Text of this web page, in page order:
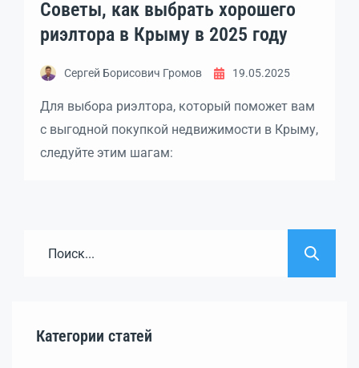
Советы, как выбрать хорошего
риэлтора в Крыму в 2025 году
Сергей Борисович Громов 19.05.2025
Для выбора риэлтора, который поможет вам
с выгодной покупкой недвижимости в Крыму,
следуйте этим шагам:
Категории статей